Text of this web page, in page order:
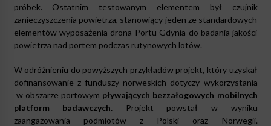
próbek. Ostatnim testowanym elementem był czujnik
zanieczyszczenia powietrza, stanowiący jeden ze standardowych
elementów wyposażenia drona Portu Gdynia do badania jakości
powietrza nad portem podczas rutynowych lotów.
W odróżnieniu do powyższych przykładów projekt, który uzyskał
dofinansowanie z funduszy norweskich dotyczy wykorzystania
w obszarze portowym pływających bezzałogowych mobilnych
platform badawczych. Projekt powstał w wyniku
zaangażowania podmiotów z Polski oraz Norwegii.